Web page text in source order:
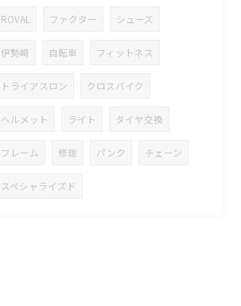
ROVAL ファクター シューズ
伊勢崎 自転車 フィットネス
トライアスロン クロスバイク
ヘルメット ライト タイヤ交換
フレーム 修理 パンク チェーン
スペシャライズド